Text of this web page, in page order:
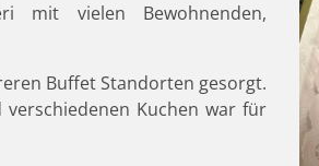
mit vielen Bewohnenden,
Buffet Standorten gesorgt.
Kuchen war für